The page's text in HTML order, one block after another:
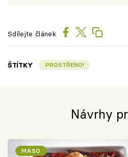
Sdílejte článek
ŠTÍTKY PROSTŘENO!
Návrhy
MASO